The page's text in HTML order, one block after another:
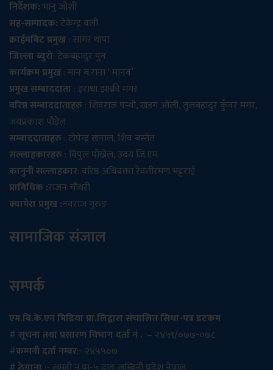
निर्देशक:भानु जोशी
सह-सम्पादक:टेकेन्द्र वली
क्राईमबिट प्रमुख: सागर थापा
जिल्ला ब्युरो: टेकबहादुर पुन
कार्यक्रम प्रमुख: मान ब.राना ‘ मानव’
प्रमुख सम्बाददाता: इराधा झाक्री मगर
वरिष्ठ सम्बाददाताहरु: शिवराज पन्थी, खडग ओली, तुलबहादुर कुँवर मगर,
जयप्रकाश पौडेल
सम्बाददाताहरु: टोपेन्द्र खनाल, शिव बस्नेत
सल्लाहकारहरु: बिपुल पोख्रेल, उदय जि.एम
कानुनी सल्लाहकार: वरिष्ठ अधिवक्ता रेवतीरमण भट्टराई
प्राविधिक :राजन चौधरी
क्यामेरा प्रमुख :नवराज गुरुङ
सामाजिक संजाल
सम्पर्क
एम.बि.के.एन मिडिया प्रा.लिद्वारा संचालित सिधा-पत्र डटकम
# सूचना तथा प्रसारण विभाग दर्ता नं . :– २४५९/०७७-०७८
#कम्पनी दर्ता नम्बर:- २४५५०७